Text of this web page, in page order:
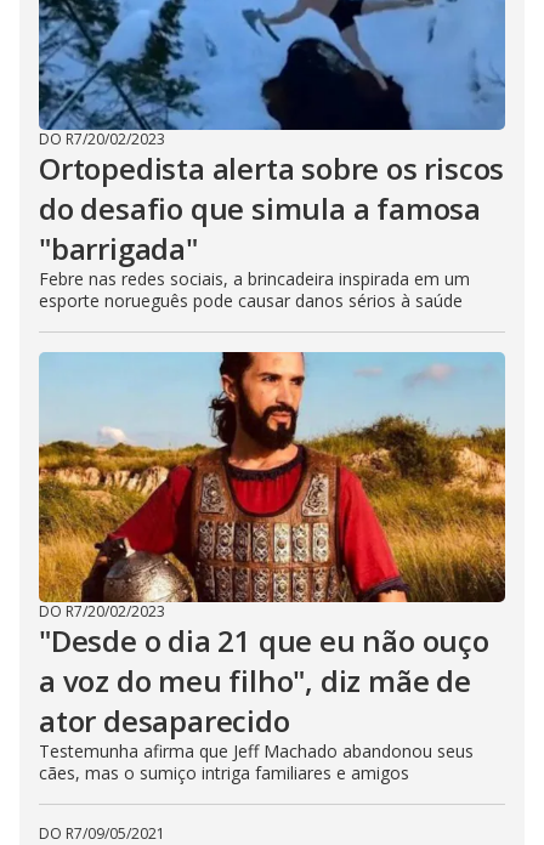
DO R7/20/02/2023
Ortopedista alerta sobre os riscos
do desafio que simula a famosa
"barrigada"
Febre nas redes sociais, a brincadeira inspirada em um
esporte norueguês pode causar danos sérios à saúde
DO R7/20/02/2023
"Desde o dia 21 que eu não ouço
a voz do meu filho", diz mãe de
ator desaparecido
Testemunha afirma que Jeff Machado abandonou seus
cães, mas o sumiço intriga familiares e amigos
DO R7/09/05/2021